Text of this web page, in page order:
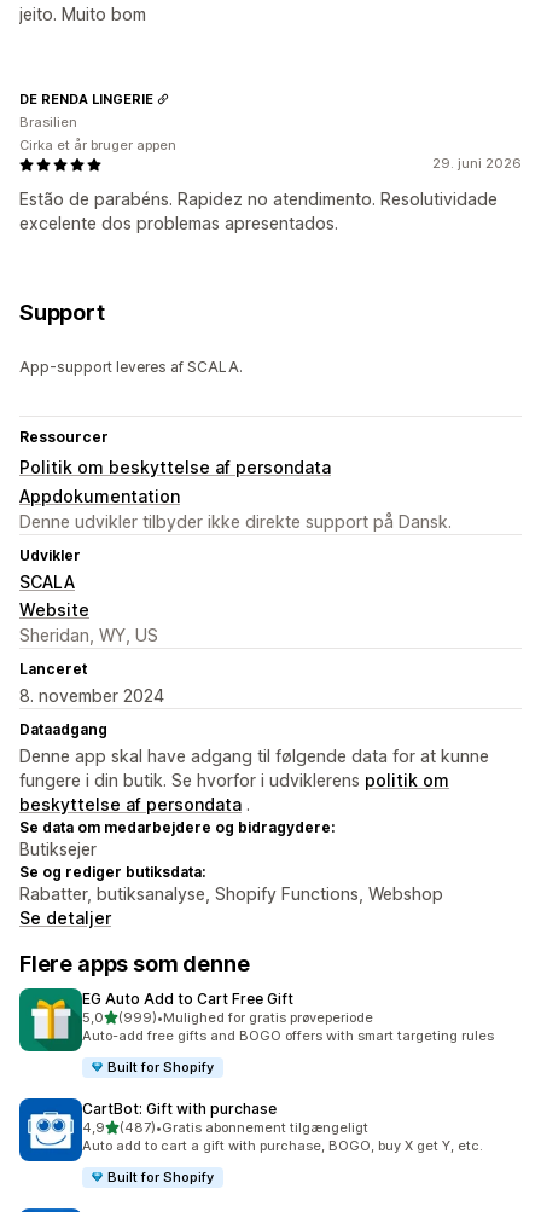
jeito. Muito bom
29. juni 2026
Estão de parabéns. Rapidez no atendimento. Resolutividade
excelente dos problemas apresentados.
DE RENDA LINGERIE
Brasilien
Cirka et år bruger appen
Support
App-support leveres af SCALA.
Ressourcer
Politik om beskyttelse af persondata
Appdokumentation
Denne udvikler tilbyder ikke direkte support på Dansk.
Udvikler
SCALA
Website
Sheridan, WY, US
Lanceret
8. november 2024
Dataadgang
Denne app skal have adgang til følgende data for at kunne
fungere i din butik. Se hvorfor i udviklerens politik om
beskyttelse af persondata .
Se data om medarbejdere og bidragydere:
Butiksejer
Se og rediger butiksdata:
Rabatter, butiksanalyse, Shopify Functions, Webshop
Se detaljer
Flere apps som denne
EG Auto Add to Cart Free Gift
5,0ud af 5 stjerner
(999)
999 anmeldelser i alt
•Mulighed for gratis prøveperiode
Auto-add free gifts and BOGO offers with smart targeting rules
Built for Shopify
CartBot: Gift with purchase
4,9ud af 5 stjerner
(487)
487 anmeldelser i alt
•Gratis abonnement tilgængeligt
Auto add to cart a gift with purchase, BOGO, buy X get Y, etc.
Built for Shopify